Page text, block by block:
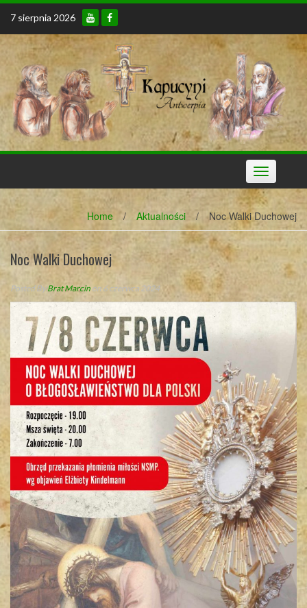
Skip
content
7 sierpnia 2026
Toggle
navigation
Home / Aktualności / Noc Walki Duchowej
Noc Walki Duchowej
Posted ByBrat Marcin on 6 czerwca 2024